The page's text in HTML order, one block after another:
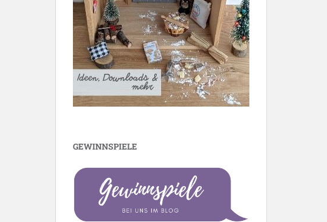
GEWINNSPIELE